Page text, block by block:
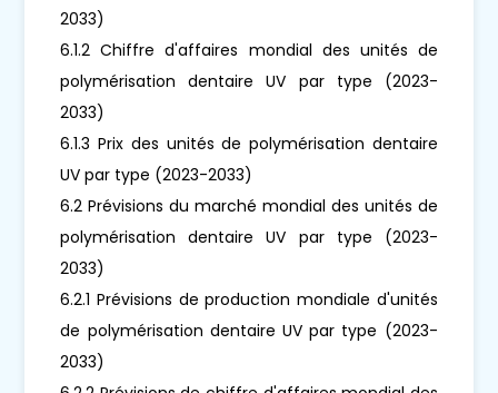
2033)
6.1.2 Chiffre d'affaires mondial des unités de
polymérisation dentaire UV par type (2023-
2033)
6.1.3 Prix des unités de polymérisation dentaire
UV par type (2023-2033)
6.2 Prévisions du marché mondial des unités de
polymérisation dentaire UV par type (2023-
2033)
6.2.1 Prévisions de production mondiale d'unités
de polymérisation dentaire UV par type (2023-
2033)